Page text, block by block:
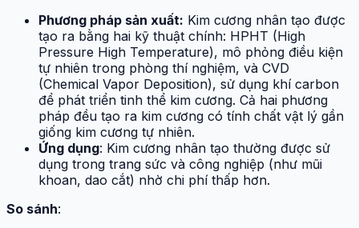
Phương pháp sản xuất: Kim cương nhân tạo được
tạo ra bằng hai kỹ thuật chính: HPHT (High
Pressure High Temperature), mô phỏng điều kiện
tự nhiên trong phòng thí nghiệm, và CVD
(Chemical Vapor Deposition), sử dụng khí carbon
để phát triển tinh thể kim cương. Cả hai phương
pháp đều tạo ra kim cương có tính chất vật lý gần
giống kim cương tự nhiên.
Ứng dụng: Kim cương nhân tạo thường được sử
dụng trong trang sức và công nghiệp (như mũi
khoan, dao cắt) nhờ chi phí thấp hơn.
So sánh: